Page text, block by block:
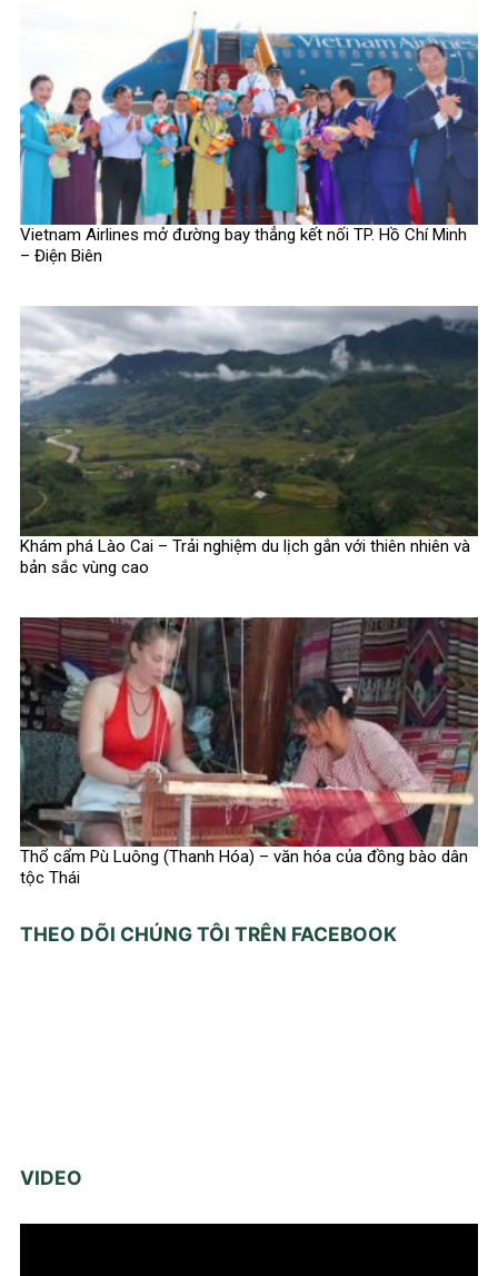
Vietnam Airlines mở đường bay thẳng kết nối TP. Hồ Chí Minh
– Điện Biên
Khám phá Lào Cai – Trải nghiệm du lịch gắn với thiên nhiên và
bản sắc vùng cao
Thổ cẩm Pù Luông (Thanh Hóa) – văn hóa của đồng bào dân
tộc Thái
THEO DÕI CHÚNG TÔI TRÊN FACEBOOK
VIDEO